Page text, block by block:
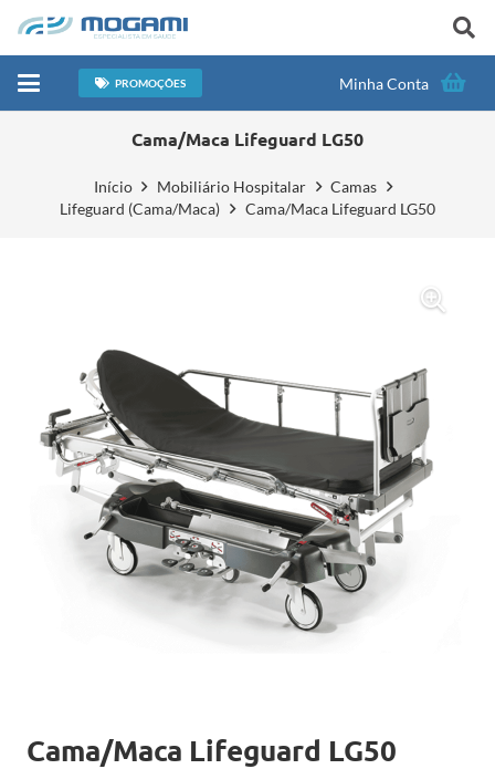
PROMOÇÕES Minha Conta
Cama/Maca Lifeguard LG50
Início Mobiliário Hospitalar
Camas
Lifeguard (Cama/Maca)
Cama/Maca Lifeguard LG50
Cama/Maca Lifeguard LG50